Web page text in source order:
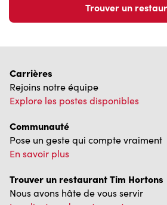
Trouver un
Carrières
Rejoins notre équipe
Explore les postes disponibles
Communauté
Pose un geste qui compte vraiment
En savoir plus
Trouver un restaurant Tim Hortons
Nous avons hâte de vous servir